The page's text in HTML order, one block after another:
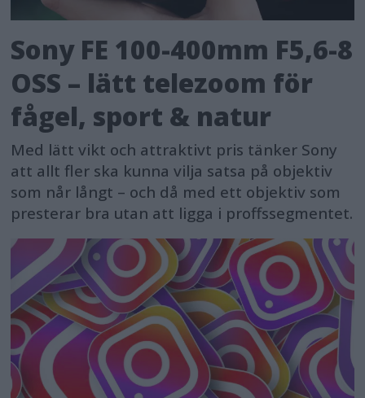
Sony FE 100-400mm F5,6-8
OSS – lätt telezoom för
fågel, sport & natur
Med lätt vikt och attraktivt pris tänker Sony
att allt fler ska kunna vilja satsa på objektiv
som når långt – och då med ett objektiv som
presterar bra utan att ligga i proffssegmentet.